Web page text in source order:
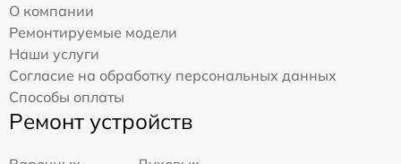
О компании
Ремонтируемые модели
Наши услуги
Согласие на обработку персональных данных
Способы оплаты
Ремонт устройств